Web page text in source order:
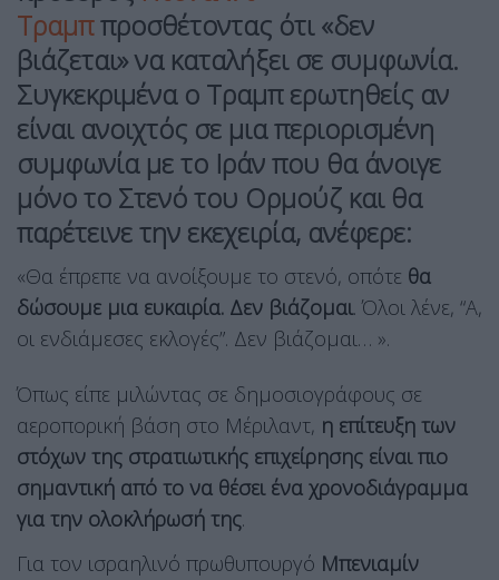
Τραμππροσθέτοντας ότι «δεν
βιάζεται» να καταλήξει σε συμφωνία.
Συγκεκριμένα ο Τραμπ ερωτηθείς αν
είναι ανοιχτός σε μια περιορισμένη
συμφωνία με το Ιράν που θα άνοιγε
μόνο το Στενό του Ορμούζ και θα
παρέτεινε την εκεχειρία, ανέφερε:
«Θα έπρεπε να ανοίξουμε το στενό, οπότε θα
δώσουμε μια ευκαιρία. Δεν βιάζομαι. Όλοι λένε, “Α,
οι ενδιάμεσες εκλογές”. Δεν βιάζομαι… ».
Όπως είπε μιλώντας σε δημοσιογράφους σε
αεροπορική βάση στο Μέριλαντ, η επίτευξη των
στόχων της στρατιωτικής επιχείρησης είναι πιο
σημαντική από το να θέσει ένα χρονοδιάγραμμα
για την ολοκλήρωσή της.
Για τον ισραηλινό πρωθυπουργό Μπενιαμίν